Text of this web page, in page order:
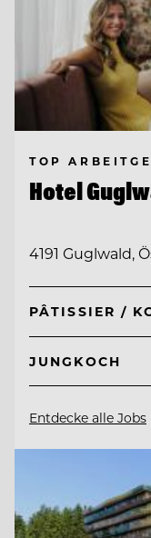
TOP
Hotel
4191 Guglwald,
PÂTISSIER /
JUNGKOCH
Entdecke alle Jobs